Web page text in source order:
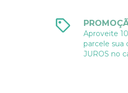
Aproveite
parcele sua
JUROS no